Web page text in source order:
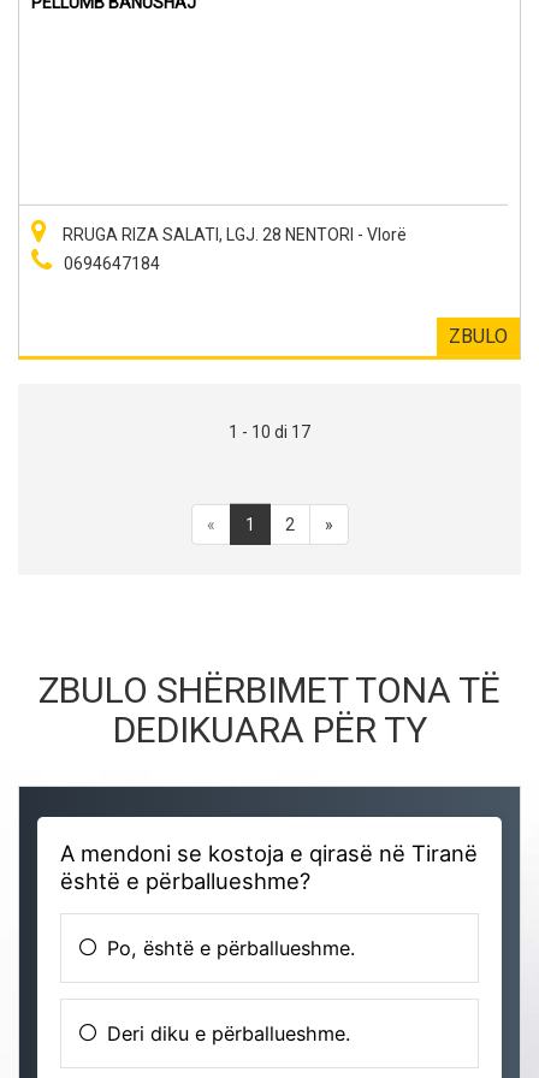
RRUGA RIZA SALATI, LGJ. 28 NENTORI - Vlorë
0694647184
ZBULO
1 - 10 di 17
« 1 2 »
ZBULO SHËRBIMET TONA TË
DEDIKUARA PËR TY